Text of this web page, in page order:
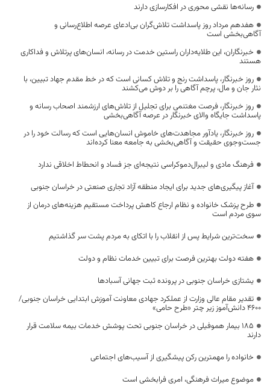
رسانه‌ها نقشی محوری در افکارسازی دارند
هفدهم مرداد روز پاسداشت تلاش‌گران بی‌ادعای عرصه اطلاع‌رسانی و
آگاهی‌بخشی است
خبرنگاران، این طلایه‌داران راستین خدمت در رسانه، انسان‌های پرتلاش و فداکاری
هستند
روز خبرنگار، پاسداشت رنج و تلاش کسانی است که در خط مقدم جهاد تبیین، با
نثار جان و مال، پرچم آگاهی را بر دوش می‌کشند
روز خبرنگار، فرصت مغتنمی برای تجلیل از تلاش‌های ارزشمند اصحاب رسانه و
پاسداشت جایگاه والای خبرنگار در عرصه آگاهی‌بخشی
روز خبرنگار، یادآور مجاهدت‌های خاموش انسان‌هایی است که رسالت خود را در
جست‌وجوی حقیقت و آگاهی‌بخشی به جامعه معنا کرده‌اند
فرهنگ مادی و لیبرال‌دموکراسی نتیجه‌ای جز فساد و انحطاط اخلاقی ندارد
آغاز پیگیری‌های جدید برای ایجاد منطقه آزاد تجاری صنعتی در خراسان جنوبی
طرح پزشک خانواده و نظام ارجاع کاهش پرداخت مستقیم هزینه‌های درمان از
سوی مردم است
سخت‌ترین شرایط پس از انقلاب را با اتکای به مردم پشت سر گذاشتیم
هفته دولت بهترین فرصت برای تبیین خدمات نظام و دولت
یشتازی خراسان جنوبی در پرونده ثبت جهانی آسبادها
تقدیر مقام عالی وزارت از عملکرد جهادی معاونت آموزش ابتدایی خراسان جنوبی/
۴۶۰۰ دانش‌آموز زیر چتر «طرح حامی»
۱۸۵ بیمار هموفیلی در خراسان جنوبی تحت پوشش خدمات بیمه سلامت قرار
دارند
خانواده را مهمترین رکن پیشگیری از آسیب‌های اجتماعی
موضوع میراث فرهنگی، امری فرابخشی است